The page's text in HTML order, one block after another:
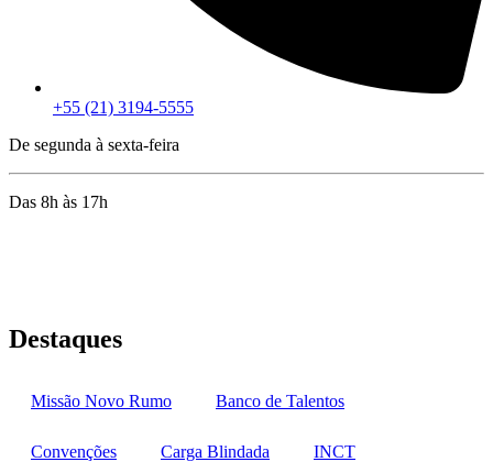
+55 (21) 3194-5555
De segunda à sexta-feira
Das 8h às 17h
Destaques
Missão Novo Rumo Banco de Talentos
Convenções Carga Blindada INCT